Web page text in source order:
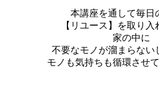
本講座を通して毎日
【リユース】を取り
家の中に
不要なモノが溜まらない
モノも気持ちも循環させ